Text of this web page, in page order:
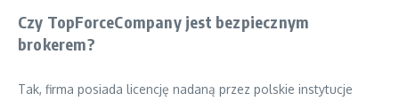
Czy TopForceCompany jest bezpiecznym
brokerem?
Tak, firma posiada licencję nadaną przez polskie instytucje